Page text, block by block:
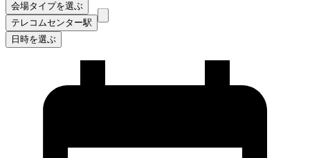
会場タイプを選ぶ
テレコムセンター駅
日時を選ぶ